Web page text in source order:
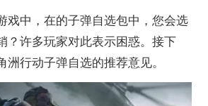
戏中，在的子弹自选包中，您会选
？许多玩家对此表示困惑。接下
洲行动子弹自选的推荐意见。